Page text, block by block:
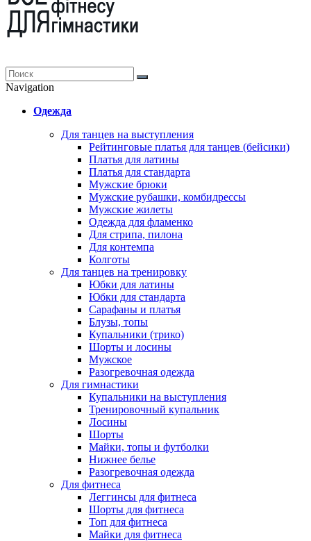
Navigation
Одежда
Для танцев на выступления
Рейтинговые платья для танцев (бейсики)
Платья для латины
Платья для стандарта
Мужские брюки
Мужские рубашки, комбидрессы
Мужские жилеты
Одежда для фламенко
Для стрипа, пилона
Для контемпа
Колготы
Для танцев на тренировку
Юбки для латины
Юбки для стандарта
Сарафаны и платья
Блузы, топы
Купальники (трико)
Шорты и лосины
Мужское
Разогревочная одежда
Для гимнастики
Купальники на выступления
Тренировочный купальник
Лосины
Шорты
Майки, топы и футболки
Нижнее белье
Разогревочная одежда
Для фитнеса
Леггинсы для фитнеса
Шорты для фитнеса
Топ для фитнеса
Майки для фитнеса